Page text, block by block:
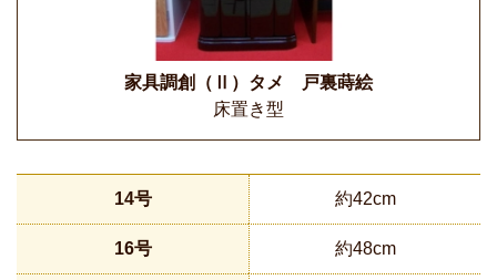
家具調創（Ⅱ）タメ 戸裏蒔絵
床置き型
14号
16号
約42cm
約48cm